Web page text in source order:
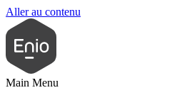
Aller au contenu
Main Menu